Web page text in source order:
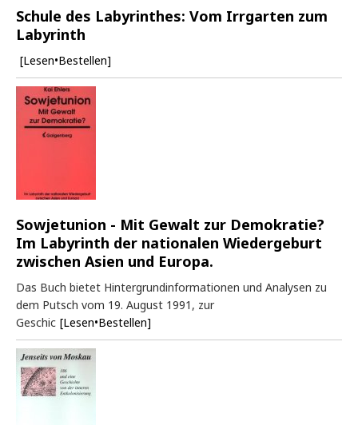
Schule des Labyrinthes: Vom Irrgarten zum
Labyrinth
[Lesen•Bestellen]
Sowjetunion - Mit Gewalt zur Demokratie?
Im Labyrinth der nationalen Wiedergeburt
zwischen Asien und Europa.
Das Buch bietet Hintergrundinformationen und Analysen zu
dem Putsch vom 19. August 1991, zur
Geschic [Lesen•Bestellen]